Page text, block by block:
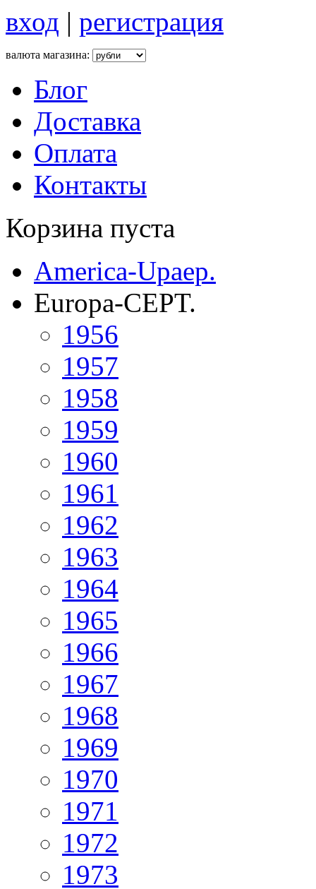
вход | регистрация
валюта магазина:
Блог
Доставка
Оплата
Контакты
Корзина пуста
America-Upaep.
Europa-CEPT.
1956
1957
1958
1959
1960
1961
1962
1963
1964
1965
1966
1967
1968
1969
1970
1971
1972
1973